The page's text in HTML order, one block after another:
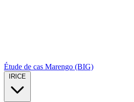
Étude de cas Marengo (BIG)
IRICE